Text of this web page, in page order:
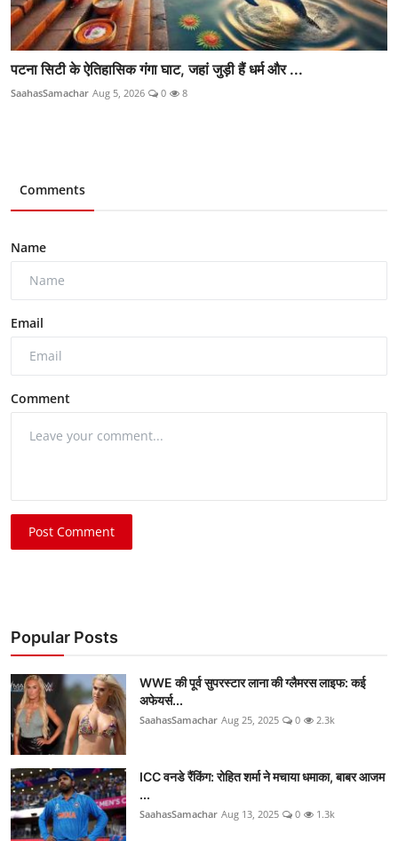
पटना सिटी के ऐतिहासिक गंगा घाट, जहां जुड़ी हैं धर्म और ...
SaahasSamachar Aug 5, 2026 0 8
Comments
Name
Email
Comment
Post Comment
Popular Posts
WWE की पूर्व सुपरस्टार लाना की ग्लैमरस लाइफ: कई
अफेयर्स...
SaahasSamachar Aug 25, 2025 0 2.3k
ICC वनडे रैंकिंग: रोहित शर्मा ने मचाया धमाका, बाबर आजम
...
SaahasSamachar Aug 13, 2025 0 1.3k